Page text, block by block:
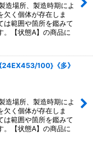
造場所、製造時期によ
欠く個体が存在しま
範囲や箇所を鑑みて
。【状態A】の商品に
{24EX453/100}《多》
造場所、製造時期によ
欠く個体が存在しま
範囲や箇所を鑑みて
。【状態A】の商品に